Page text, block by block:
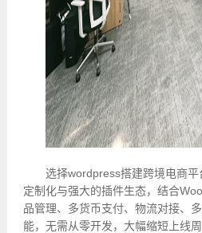
选择wordpress搭建跨境电商
定制化与强大的插件生态，结合
品管理、多货币支付、物流对接、
能，无需从零开发，大幅缩短上线